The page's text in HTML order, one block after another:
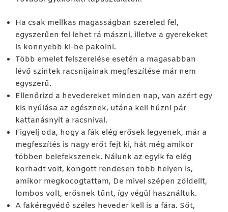
Ha csak mellkas magasságban szereled fel,
egyszerűen fel lehet rá mászni, illetve a gyerekeket
is könnyebb ki-be pakolni.
Több emelet felszerelése esetén a magasabban
lévő szintek racsnijainak megfeszítése már nem
egyszerű.
Ellenőrizd a hevedereket minden nap, van azért egy
kis nyúlása az egésznek, utána kell húzni pár
kattanásnyit a racsnival.
Figyelj oda, hogy a fák elég erősek legyenek, már a
megfeszítés is nagy erőt fejt ki, hát még amikor
többen belefekszenek. Nálunk az egyik fa elég
korhadt volt, kongott rendesen több helyen is,
amikor megkocogtattam, De mivel szépen zöldellt,
lombos volt, erősnek tűnt, így végül használtuk.
A fakéregvédő széles heveder kell is a fára. Sőt,